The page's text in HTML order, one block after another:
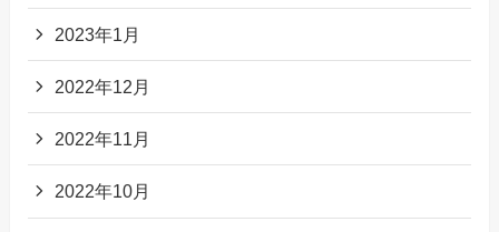
2023年1月
2022年12月
2022年11月
2022年10月